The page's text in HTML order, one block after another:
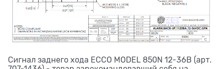
Сигнал заднего хода ECCO MODEL 850N 12-36В (арт.